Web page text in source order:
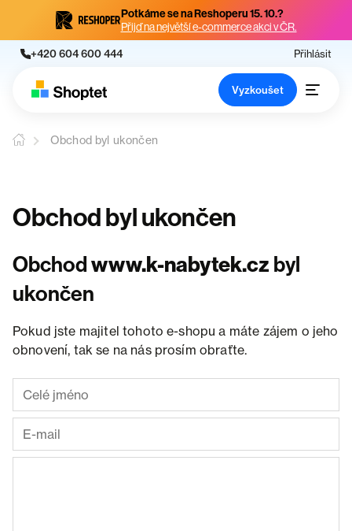
Potkáme se na Reshoperu 15. 10.?
Přijď na největší e-commerce akci v ČR.
+420 604 600 444 Přihlásit
Vyzkoušet
Obchod byl ukončen
Obchod byl ukončen
Obchodwww.k-nabytek.cz byl
ukončen
Pokud jste majitel tohoto e-shopu a máte zájem o jeho
obnovení, tak se na nás prosím obraťte.